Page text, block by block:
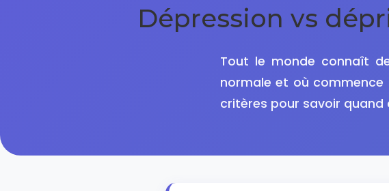
Dépression vs
Tout le monde connaît
normale et où
critères pour savoir quand